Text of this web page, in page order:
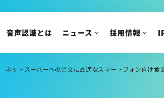
IRニュース
株主・投資家の皆様へ
IR資料/決算短信および関連資料
音声認識とは ニュース 採用情報
最適なスマートフォン向け食品専用音声認識検索システムを開発－食品関連の単